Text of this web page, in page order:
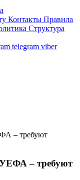
Контакты Правила
Структура
telegram viber
– требуют
УЕФА – требуют